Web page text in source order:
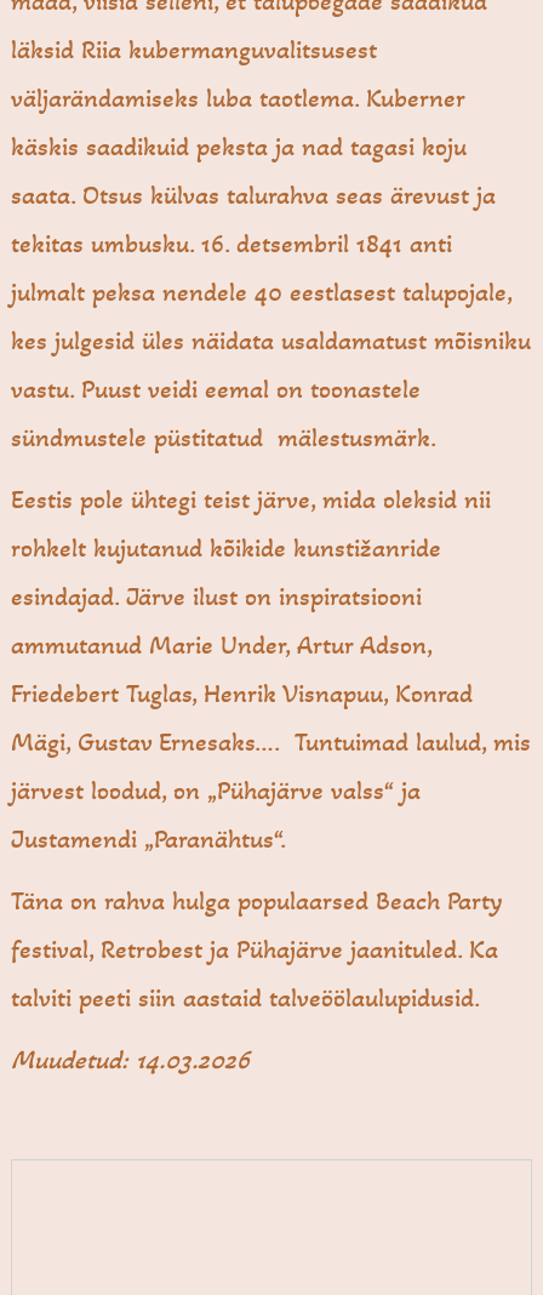
läksid Riia kubermanguvalitsusest
väljarändamiseks luba taotlema. Kuberner
käskis saadikuid peksta ja nad tagasi koju
saata. Otsus külvas talurahva seas ärevust ja
tekitas umbusku. 16. detsembril 1841 anti
julmalt peksa nendele 40 eestlasest talupojale,
kes julgesid üles näidata usaldamatust mõisniku
vastu. Puust veidi eemal on toonastele
sündmustele püstitatud mälestusmärk.
Eestis pole ühtegi teist järve, mida oleksid nii
rohkelt kujutanud kõikide kunstižanride
esindajad. Järve ilust on inspiratsiooni
ammutanud Marie Under, Artur Adson,
Friedebert Tuglas, Henrik Visnapuu, Konrad
Mägi, Gustav Ernesaks…. Tuntuimad laulud, mis
järvest loodud, on „Pühajärve valss“ ja
Justamendi „Paranähtus“.
Täna on rahva hulga populaarsed Beach Party
festival, Retrobest ja Pühajärve jaanituled. Ka
talviti peeti siin aastaid talveöölaulupidusid.
Muudetud: 14.03.2026